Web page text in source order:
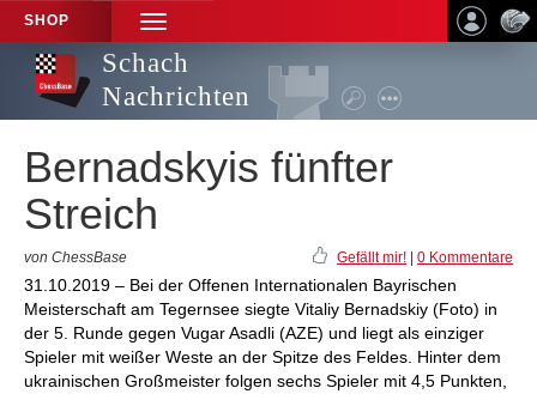
SHOP
TOGGLE
NAVIGATION
Schach
Nachrichten
Bernadskyis fünfter
Streich
von ChessBase Gefällt mir! 0 Kommentare
31.10.2019 – Bei der Offenen Internationalen Bayrischen
Meisterschaft am Tegernsee siegte Vitaliy Bernadskiy (Foto) in
der 5. Runde gegen Vugar Asadli (AZE) und liegt als einziger
Spieler mit weißer Weste an der Spitze des Feldes. Hinter dem
ukrainischen Großmeister folgen sechs Spieler mit 4,5 Punkten,